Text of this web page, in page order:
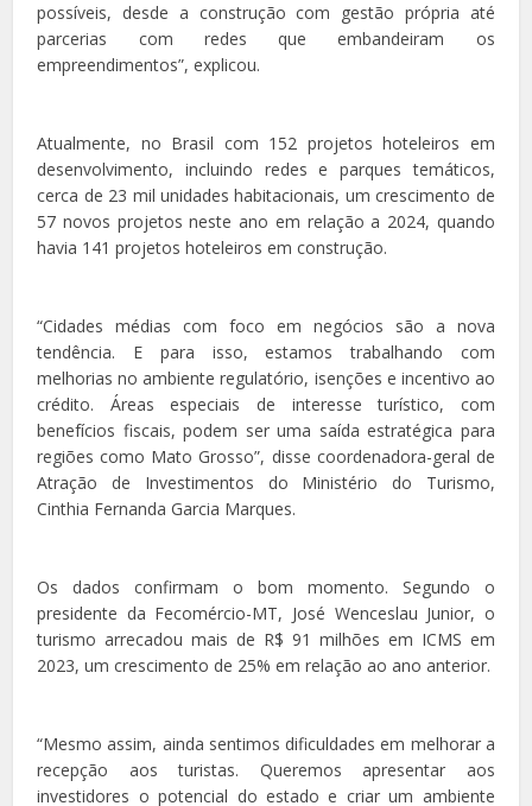
possíveis, desde a construção com gestão própria até
parcerias com redes que embandeiram os
empreendimentos”, explicou.
Atualmente, no Brasil com 152 projetos hoteleiros em
desenvolvimento, incluindo redes e parques temáticos,
cerca de 23 mil unidades habitacionais, um crescimento de
57 novos projetos neste ano em relação a 2024, quando
havia 141 projetos hoteleiros em construção.
“Cidades médias com foco em negócios são a nova
tendência. E para isso, estamos trabalhando com
melhorias no ambiente regulatório, isenções e incentivo ao
crédito. Áreas especiais de interesse turístico, com
benefícios fiscais, podem ser uma saída estratégica para
regiões como Mato Grosso”, disse coordenadora-geral de
Atração de Investimentos do Ministério do Turismo,
Cinthia Fernanda Garcia Marques.
Os dados confirmam o bom momento. Segundo o
presidente da Fecomércio-MT, José Wenceslau Junior, o
turismo arrecadou mais de R$ 91 milhões em ICMS em
2023, um crescimento de 25% em relação ao ano anterior.
“Mesmo assim, ainda sentimos dificuldades em melhorar a
recepção aos turistas. Queremos apresentar aos
investidores o potencial do estado e criar um ambiente